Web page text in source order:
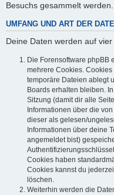
Besuchs gesammelt werden.
UMFANG UND ART DER
Deine Daten werden auf
Die Forensoftware phpBB
mehrere Cookies.
temporäre Dateien ablegt
Boards erhalten bleiben.
Sitzung (damit dir alle
Informationen über die
dieser als gelesen/
Informationen über deine
angemeldet bist)
Cookies haben
Cookies kannst du
löschen.
Weiterhin werden die